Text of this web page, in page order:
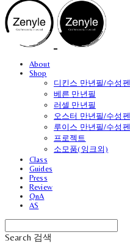
About
Shop
디킨스 만년필/수성펜
베른 만년필
러셀 만년필
오스터 만년필/수성펜
루이스 만년필/수성펜
프로젝트
소모품(잉크외)
Class
Guides
Press
Review
QnA
AS
Search 검색